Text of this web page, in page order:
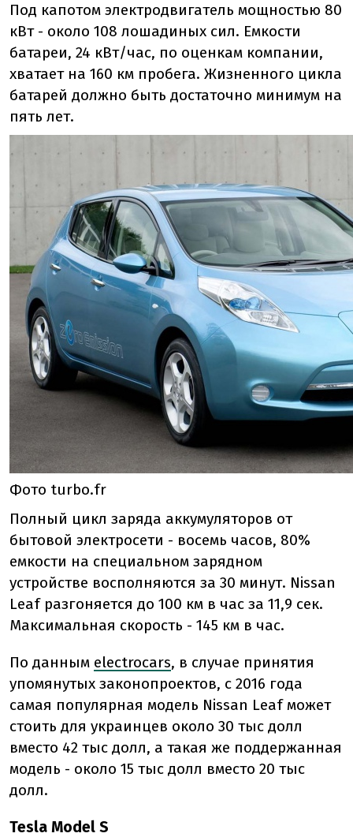
Под капотом электродвигатель мощностью 80
кВт - около 108 лошадиных сил. Емкости
батареи, 24 кВт/час, по оценкам компании,
хватает на 160 км пробега. Жизненного цикла
батарей должно быть достаточно минимум на
пять лет.
Фото turbo.fr
Полный цикл заряда аккумуляторов от
бытовой электросети - восемь часов, 80%
емкости на специальном зарядном
устройстве восполняются за 30 минут. Nissan
Leaf разгоняется до 100 км в час за 11,9 сек.
Максимальная скорость - 145 км в час.
По данным electrocars, в случае принятия
упомянутых законопроектов, с 2016 года
самая популярная модель Nissan Leaf может
стоить для украинцев около 30 тыс долл
вместо 42 тыс долл, а такая же поддержанная
модель - около 15 тыс долл вместо 20 тыс
долл.
Tesla Model S